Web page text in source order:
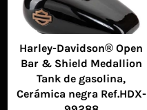
Harley-Davidson® Open
Bar & Shield Medallion
Tank de gasolina,
Cerámica negra Ref.HDX-